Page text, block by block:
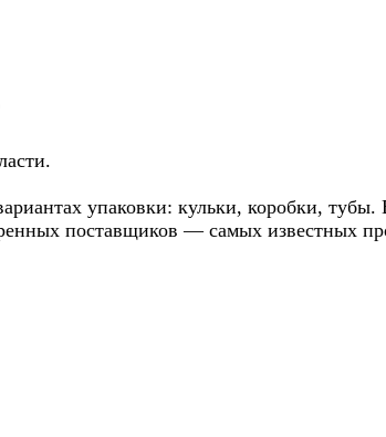
упаковки: кульки, коробки,
поставщиков — самых известных